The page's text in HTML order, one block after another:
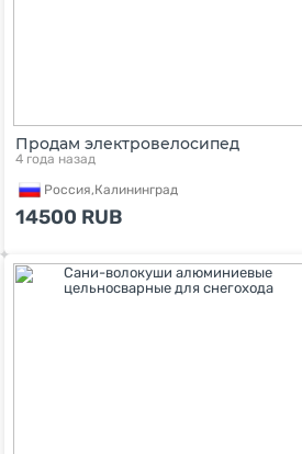
Продам электровелосипед
4 года назад
Россия,Калининград
14500 RUB